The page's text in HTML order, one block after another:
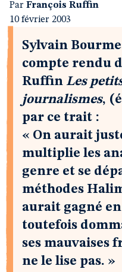
Par François Ruffin
10 février 2003
Sylvain
compte rendu
Ruffin Les
journalismes,
par ce trait :
« On aurait
multiplie les
genre et se
méthodes
aurait gagné
toutefois
ses mauvaises
ne le lise pas. »